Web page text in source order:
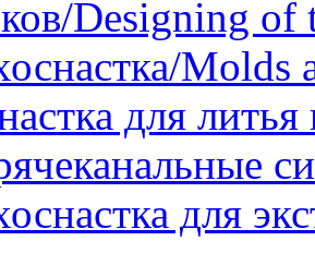
Designing of
Molds
для литья
для